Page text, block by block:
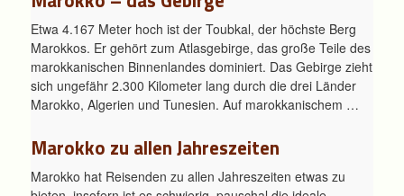
Etwa 4.167 Meter hoch ist der Toubkal, der höchste Berg
Marokkos. Er gehört zum Atlasgebirge, das große Teile des
marokkanischen Binnenlandes dominiert. Das Gebirge zieht
sich ungefähr 2.300 Kilometer lang durch die drei Länder
Marokko, Algerien und Tunesien. Auf marokkanischem …
Marokko zu allen Jahreszeiten
Marokko hat Reisenden zu allen Jahreszeiten etwas zu